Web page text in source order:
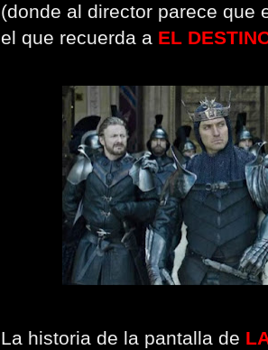
(donde al director parece que
el que recuerda a EL
La historia de la pantalla de